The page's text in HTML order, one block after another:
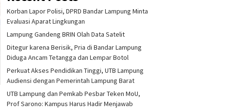
Korban Lapor Polisi, DPRD Bandar Lampung Minta
Evaluasi Aparat Lingkungan
Lampung Gandeng BRIN Olah Data Satelit
Ditegur karena Berisik, Pria di Bandar Lampung
Diduga Ancam Tetangga dan Lempar Botol
Perkuat Akses Pendidikan Tinggi, UTB Lampung
Audiensi dengan Pemerintah Lampung Barat
UTB Lampung dan Pemkab Pesbar Teken MoU,
Prof Sarono: Kampus Harus Hadir Menjawab